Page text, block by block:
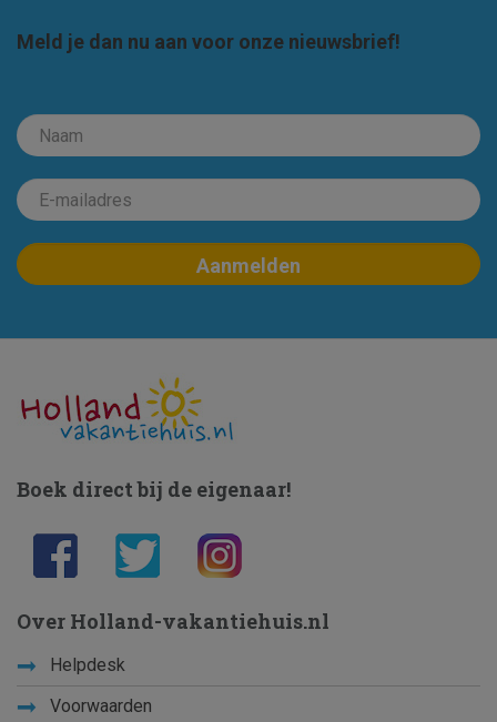
Meld je dan nu aan voor onze nieuwsbrief!
Boek direct bij de eigenaar!
Over Holland-vakantiehuis.nl
Helpdesk
Voorwaarden